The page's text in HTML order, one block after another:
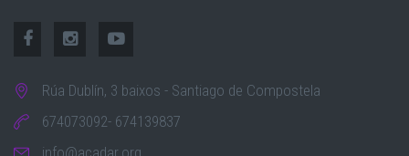
Rúa Dublín, 3 baixos - Santiago de Compostela
674073092- 674139837
info@acadar.org